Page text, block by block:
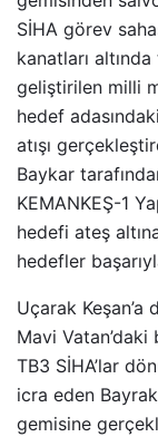
SİHA görev
kanatları altında
geliştirilen milli
hedef
atışı
Baykar
KEMANKEŞ-1
hedefi ateş
hedefler
Uçarak Keşan’a
Mavi
TB3 SİHA’lar
icra eden
gemisine